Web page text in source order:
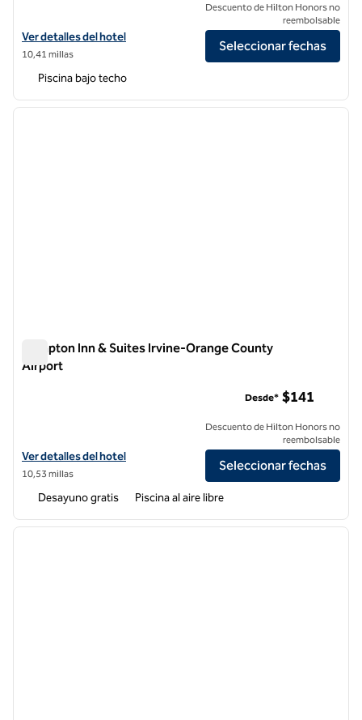
Ver detalles del hotel Hilton Garden Inn Irvine/Orange County Airport
Ver detalles del hotel
10,41 millas
Descuento de Hilton Honors no
reembolsable
Seleccionar fechas
Piscina bajo techo
1 de 12
Hampton Inn & Suites Irvine-Orange County
Airport
Ver detalles del hotel Hampton Inn & Suites Irvine-Orange County
Ver detalles del hotel
10,53 millas
Desde* $141
Descuento de Hilton Honors no
reembolsable
Seleccionar fechas
Desayuno gratis Piscina al aire libre
1 de 12